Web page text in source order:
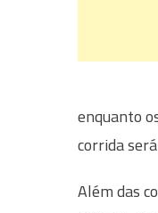
enquanto
corrida
Além das